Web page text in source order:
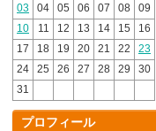
03
04 05 06 07 08
09
10
11 12 13 14 15
16
17
18 19 20 21 22
23
24
25 26 27 28 29
30
31
プロフィール